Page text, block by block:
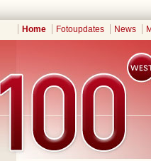
Home Fotoupdates News